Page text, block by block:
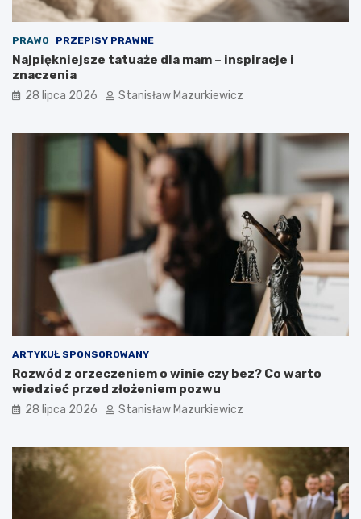
PRAWO PRZEPISY PRAWNE
Najpiękniejsze tatuaże dla mam – inspiracje i
znaczenia
28 lipca 2026 Stanisław Mazurkiewicz
ARTYKUŁ SPONSOROWANY
Rozwód z orzeczeniem o winie czy bez? Co warto
wiedzieć przed złożeniem pozwu
28 lipca 2026 Stanisław Mazurkiewicz